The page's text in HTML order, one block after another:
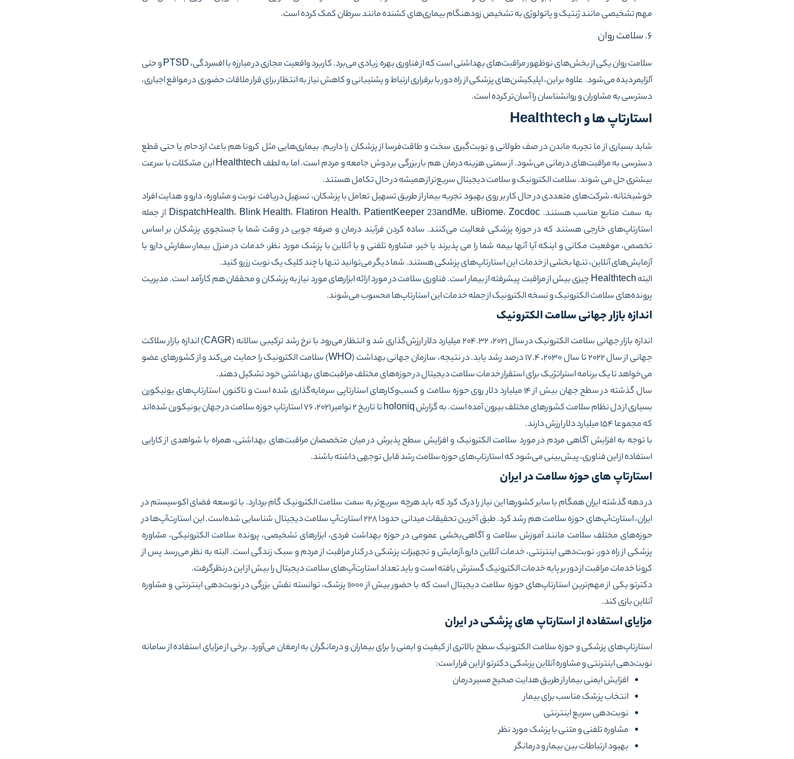
مهم تشخیصی مانند ژنتیک و پاتولوژی به تشخیص زودهنگام بیماری‌های کشنده مانند سرطان کمک کرده است.
۶. سلامت روان
سلامت روان یکی از بخش‌های نوظهور مراقبت‌های بهداشتی است که از فناوری بهره زیادی می‌برد. کاربرد واقعیت مجازی در مبارزه با افسردگی، PTSD و حتی
آلزایمر دیده می‌شود. علاوه بر این، اپلیکیشن‌های پزشکی از راه دور با برقراری ارتباط و پشتیبانی و کاهش نیاز به انتظار برای قرار ملاقات حضوری در مواقع اجباری،
دسترسی به مشاوران و روانشناسان را آسان‌تر کرده‌ است.
استارتاپ ها وHealthtech
شاید بسیاری از ما تجربه ماندن در صف طولانی و نوبت‌گیری سخت و طاقت‌فرسا از پزشکان را داریم. بیماری‌هایی مثل کرونا هم باعث ازدحام یا حتی قطع
دسترسی به مراقبت‌های درمانی می‌شود. از سمتی هزینه درمان هم بار بزرگی بر دوش جامعه و مردم است. اما به لطف Healthtech این مشکلات با سرعت
بیشتری حل می شوند. سلامت الکترونیک و سلامت دیجیتال سریع‌تر از همیشه در حال تکامل هستند.
خوشبختانه، شرکت‌های متعددی در حال کار بر روی بهبود تجربه بیمار از طریق تسهیل تعامل با پزشکان، تسهیل دریافت نوبت و مشاوره، دارو و هدایت افراد
به سمت منابع مناسب هستند. DispatchHealth، Blink Health، Flatiron Health، PatientKeeper 23andMe، uBiome، Zocdoc از جمله
استارتاپ‌های خارجی هستند که در حوزه پزشکی فعالیت می‌کنند. ساده کردن فرآیند درمان و صرفه جویی در وقت شما با جستجوی پزشکان بر اساس
تخصص، موقعیت مکانی و اینکه آیا آنها بیمه شما را می پذیرند یا خیر، مشاوره تلفنی و یا آنلاین با پزشک مورد نظر،‌ خدمات در منزل بیمار،‌سفارش دارو یا
آزمایش‌های آنلاین، تنها بخشی از خدمات این استارتاپ‌های پزشکی هستند. شما دیگر می‌توانید تنها با چند کلیک یک نوبت رزرو کنید.
البته Healthtech چیزی بیش از مراقبت پیشرفته از بیمار است. فناوری سلامت در مورد ارائه ابزارهای مورد نیاز به پزشکان و محققان هم کارآمد است. مدیریت
پرونده‌های سلامت الکترونیک و نسخه الکترونیک از جمله‌ خدمات این استارتاپ‌ها محسوب می‌شوند.
اندازه بازار جهانی سلامت الکترونیک
اندازه بازار جهانی سلامت الکترونیک در سال ۲۰۲۱، ۲۰۴.۳۲ میلیارد دلار ارزش‌گذاری شد و انتظار می‌رود با نرخ رشد ترکیبی سالانه (CAGR) اندازه بازار سلاکت
جهانی از سال ۲۰۲۲ تا سال ۲۰۳۰،‌ ۱۷.۴ درصد رشد یابد. در نتیجه، سازمان جهانی بهداشت (WHO) سلامت الکترونیک را حمایت می‌کند و از کشورهای عضو
می‌خواهد تا یک برنامه استراتژیک برای استقرار خدمات سلامت دیجیتال در حوزه‌های مختلف مراقبت‌های بهداشتی خود تشکیل دهند.
سال گذشته در سطح جهان بیش از ۱۴ میلیارد دلار روی حوزه سلامت و کسب‌وکارهای استارتاپی سرمایه‌گذاری شده است و تاکنون استارتاپ‌های یونیکورن
بسیاری از دل نظام سلامت کشورهای مختلف بیرون آمده است. به گزارشholoniq
تا تاریخ ۲ نوامبر ۲۰۲۱، ۷۶ استارتاپ حوزه سلامت در جهان یونیکورن شده‌اند
که مجموعا ۱۵۴ میلیارد دلار ارزش دارند.
با توجه به افزایش آگاهی مردم در مورد سلامت الکترونیک و افزایش سطح پذیرش در میان متخصصان مراقبت‌های بهداشتی، همراه با شواهدی از کارایی
استفاده از این فناوری، پیش‌بینی می‌شود که استارتاپ‌های حوزه سلامت رشد قابل توجهی داشته باشند.
استارتاپ های حوزه سلامت در ایران
در دهه گذشته ایران همگام با سایر کشورها این نیاز را درک کرد که باید هرچه سریع‌تر به سمت سلامت الکترونیک گام بردارد. با توسعه فضای اکوسیستم در
ایران، استارت‌آپ‌های حوزه سلامت هم رشد کرد. طبق آخرین تحقیقات میدانی حدودا ۲۲۸ استارت‌آپ سلامت دیجیتال شناسایی شده‌است. این استارت‌آپ‌ها در
حوزه‌های مختلف سلامت مانند آموزش سلامت و آگاهی‌بخشی عمومی در حوزه بهداشت فردی، ابزارهای تشخیصی، پرونده سلامت الکترونیکی، مشاوره
پزشکی از راه دور، نوبت‌دهی اینترنتی، خدمات آنلاین دارو،‌آزمایش و تجهیزات پزشکی در کنار مراقبت از مردم و سبک زندگی است. البته به نظر می‌رسد پس از
کرونا خدمات مراقبت از دور بر پایه خدمات الکترونیک گسترش یافته است و باید تعداد استارت‌آپ‌های سلامت دیجیتال را بیش از این درنظرگرفت.
دکترتو یکی از مهم‌ترین استارتاپ‌های حوزه سلامت دیجیتال است که با حضور بیش از ۱۱۰۰۰ پزشک،‌ توانسته نقش بزرگی در نوبت‌دهی اینترنتی و مشاوره
آنلاین بازی کند.
مزایای استفاده از استارتاپ های پزشکی در ایران
استارتاپ‌های پزشکی و حوزه سلامت الکترونیک سطح بالاتری از کیفیت و ایمنی را برای بیماران و درمانگران به ارمغان می‌آورد. برخی از مزایای استفاده از سامانه
نوبت‌دهی اینترنتی و مشاوره آنلاین پزشکی دکترتو از این قرار است:
افزایش ایمنی بیمار از طریق هدایت صحیح مسیر درمان
انتخاب پزشک مناسب برای بیمار
نوبت‌دهی سریع اینترنتی
مشاوره تلفنی و متنی با پزشک مورد نظر
بهبود ارتباطات بین بیمار و درمانگر